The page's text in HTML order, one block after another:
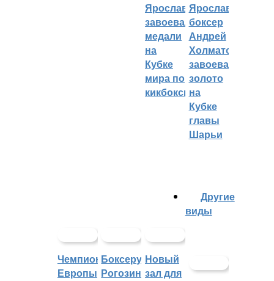
Ярославцы
завоевали
медали
на
Кубке
мира по
кикбоксингу
Ярославский
боксер
Андрей
Холматов
завоевал
золото
на
Кубке
главы
Шарьи
Чемпионат
Европы
Боксеру
Рогозину
Новый
зал для
Другие
виды